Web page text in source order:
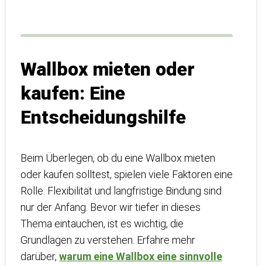
Wallbox mieten oder
kaufen: Eine
Entscheidungshilfe
Beim Überlegen, ob du eine Wallbox mieten
oder kaufen solltest, spielen viele Faktoren eine
Rolle. Flexibilität und langfristige Bindung sind
nur der Anfang. Bevor wir tiefer in dieses
Thema eintauchen, ist es wichtig, die
Grundlagen zu verstehen. Erfahre mehr
darüber, warum eine Wallbox eine sinnvolle